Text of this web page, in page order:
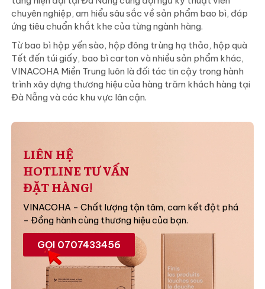
chuyên nghiệp, am hiểu sâu sắc về sản phẩm bao bì, đáp
ứng tiêu chuẩn khắt khe của từng ngành hàng.
Từ bao bì hộp yến sào, hộp đông trùng hạ thảo, hộp quà
Tết đến túi giấy, bao bì carton và nhiều sản phẩm khác,
VINACOHA Miền Trung luôn là đối tác tin cậy trong hành
trình xây dựng thương hiệu của hàng trăm khách hàng tại
Đà Nẵng và các khu vực lân cận.
LIÊN HỆ
HOTLINE TƯ VẤN
ĐẶT HÀNG!
VINACOHA - Chất lượng tận tâm, cam kết đột phá
- Đồng hành cùng thương hiệu của bạn.
GỌI 0707433456